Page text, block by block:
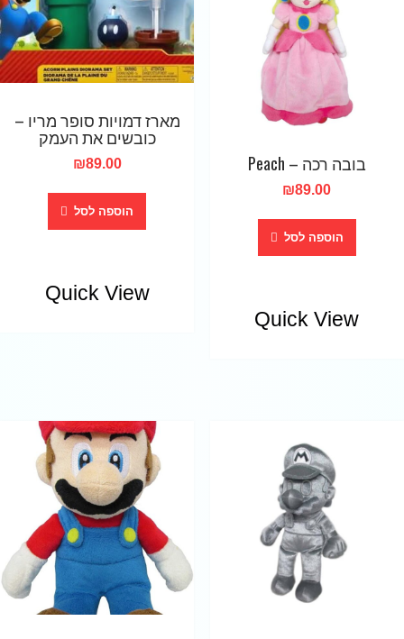
בובה רכה – Peach
₪89.00
הוספה לסל
Quick View
מארז דמויות סופר מריו –
כובשים את העמק
₪89.00
הוספה לסל
Quick View